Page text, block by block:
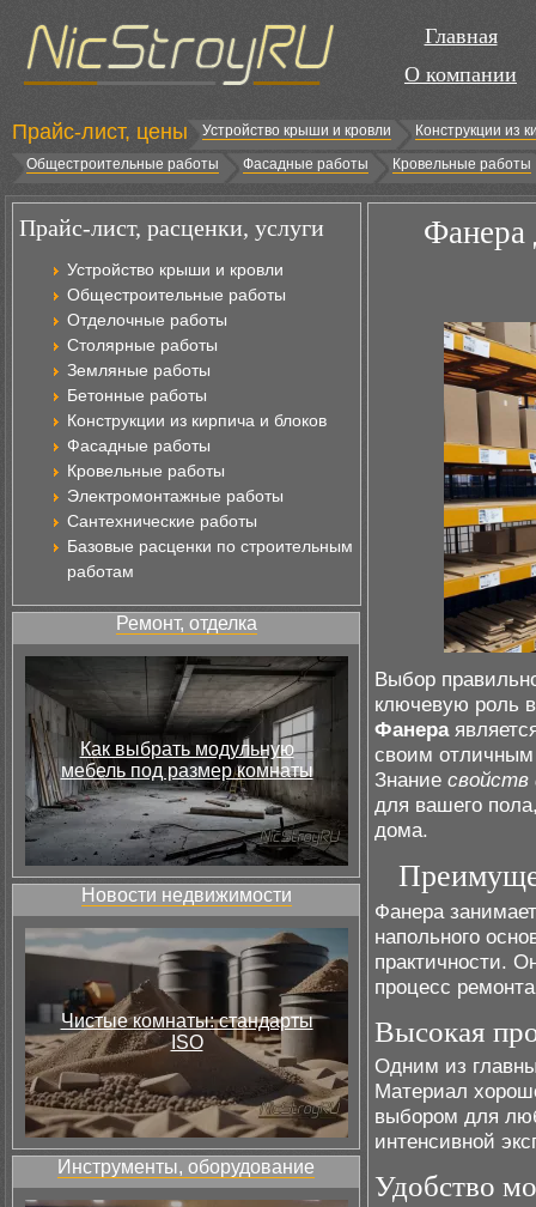
Главная
О компании
Прайс-лист, цены Устройство крыши и кровли
Конструкции из
Общестроительные работы
Фасадные работы Кровельные работы
Прайс-лист, расценки, услуги
Устройство крыши и кровли
Общестроительные работы
Отделочные работы
Столярные работы
Земляные работы
Бетонные работы
Конструкции из кирпича и блоков
Фасадные работы
Кровельные работы
Электромонтажные работы
Сантехнические работы
Базовые расценки по строительным
работам
Ремонт, отделка
Как выбрать модульную
мебель под размер комнаты
Новости недвижимости
Чистые комнаты: стандарты
ISO
Инструменты, оборудование
Фанера
Выбор
ключевую роль
Фанера
своим отличным
Знание
для вашего
дома.
Фанера
напольного
практичности.
процесс
Высокая
Одним из
Материал
выбором для
интенсивной
Удобство